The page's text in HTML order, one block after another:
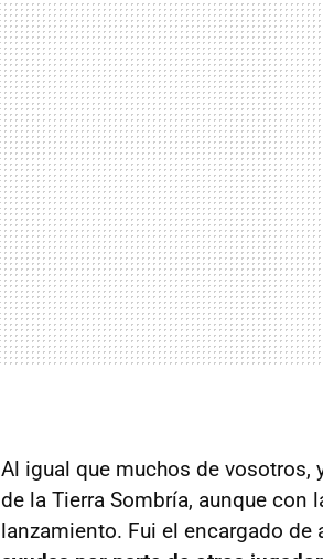
Al igual que muchos de
de la Tierra Sombría, aunque con
lanzamiento. Fui el encargado de